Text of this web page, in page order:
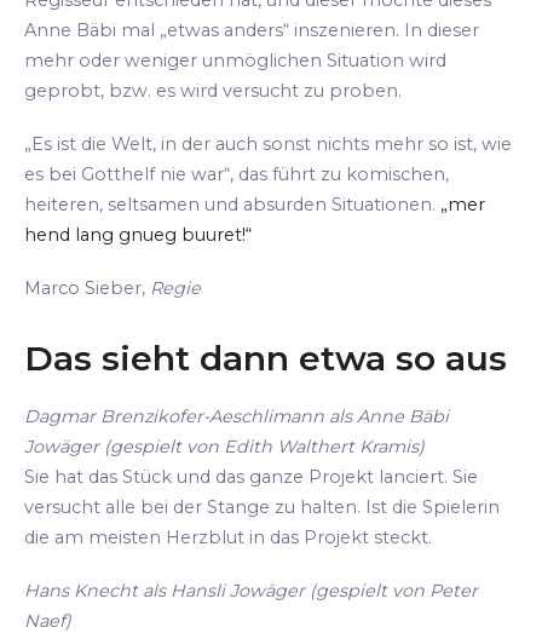
Anne Bäbi mal „etwas anders“ inszenieren. In dieser
mehr oder weniger unmöglichen Situation wird
geprobt, bzw. es wird versucht zu proben.
„Es ist die Welt, in der auch sonst nichts mehr so ist, wie
es bei Gotthelf nie war“, das führt zu komischen,
heiteren, seltsamen und absurden Situationen. „mer
hend lang gnueg buuret!“
Marco Sieber, Regie
Das sieht dann etwa so aus
Dagmar Brenzikofer-Aeschlimann als Anne Bäbi
Jowäger (gespielt von Edith Walthert Kramis)
Sie hat das Stück und das ganze Projekt lanciert. Sie
versucht alle bei der Stange zu halten. Ist die Spielerin
die am meisten Herzblut in das Projekt steckt.
Hans Knecht als Hansli Jowäger (gespielt von Peter
Naef)